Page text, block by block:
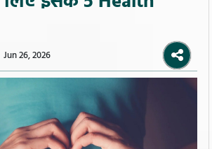
Jun 26, 2026